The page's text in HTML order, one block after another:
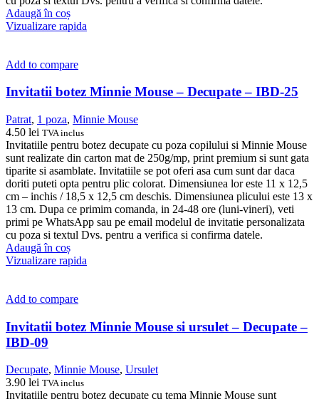
Adaugă în coș
Vizualizare rapida
Add to compare
Invitatii botez Minnie Mouse – Decupate – IBD-25
Patrat, 1 poza, Minnie Mouse
4.50 lei TVA inclus
Invitatiile pentru botez decupate cu poza copilului si Minnie Mouse
sunt realizate din carton mat de 250g/mp, print premium si sunt gata
tiparite si asamblate. Invitatiile se pot oferi asa cum sunt dar daca
doriti puteti opta pentru plic colorat. Dimensiunea lor este 11 x 12,5
cm – inchis / 18,5 x 12,5 cm deschis. Dimensiunea plicului este 13 x
13 cm. Dupa ce primim comanda, in 24-48 ore (luni-vineri), veti
primi pe WhatsApp sau pe email modelul de invitatie personalizata
cu poza si textul Dvs. pentru a verifica si confirma datele.
Adaugă în coș
Vizualizare rapida
Add to compare
Invitatii botez Minnie Mouse si ursulet – Decupate –
IBD-09
Decupate, Minnie Mouse, Ursulet
3.90 lei TVA inclus
Invitatiile pentru botez decupate cu tema Minnie Mouse sunt